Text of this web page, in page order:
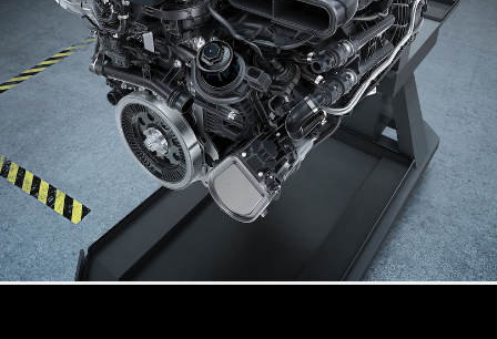
Alle
Cabriolets /
Roadsters
CLE
Cabriolet
Mercedes-
AMG SL